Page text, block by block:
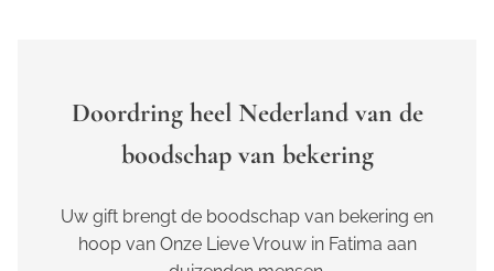
Doordring heel Nederland van de
boodschap van bekering
Uw gift brengt de boodschap van bekering en
hoop van Onze Lieve Vrouw in Fatima aan